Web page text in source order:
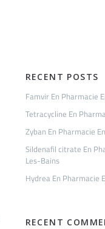
RECENT POSTS
Famvir En Pharmacie
Tetracycline En
Zyban En Pharmacie
Sildenafil citrate En
Les-Bains
Hydrea En Pharmacie
RECENT